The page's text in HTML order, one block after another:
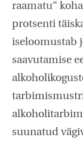
raamatu“
protsenti
iseloomustab
saavutamise
suunatud